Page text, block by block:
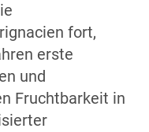
fort,
erste
und
Fruchtbarkeit in